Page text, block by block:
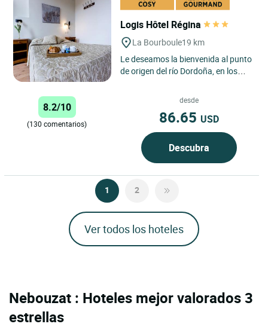
Logis Hôtel Régina
La Bourboule19 km
Le deseamos la bienvenida al punto
de origen del río Dordoña, en los
8.2/10
(130 comentarios)
desde
86.65 USD
Descubra
1 2
Ver todos los hoteles
Nebouzat : Hoteles mejor valorados 3
estrellas